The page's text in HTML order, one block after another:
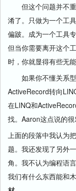
但这个问题并不重
淆了。只做为一个工
偏跛。成为一个工具
但当你需要离开这个
时，你就显得有些无能
如果你不懂关系型
ActiveRecord转向
在LINQ和
找。Aaron这点说的很
上面的段落中我认为
题。我还发现了另外
角。我不认为编程语
我们有什么东西能和